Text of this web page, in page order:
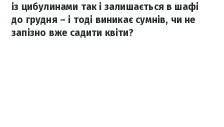
із цибулинами так і залишається в шафі
до грудня – і тоді виникає сумнів, чи не
запізно вже садити квіти?